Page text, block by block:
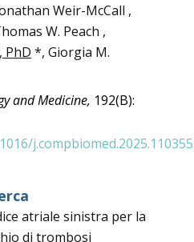
Weir-McCall ,
W. Peach ,
PhD *, Giorgia M.
and Medicine, 192(B):
j.compbiomed.2025.110355
atriale sinistra per la
di trombosi